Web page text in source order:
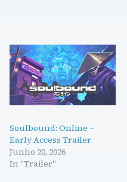
Soulbound: Online –
Early Access Trailer
Junho 20, 2026
In "Trailer"